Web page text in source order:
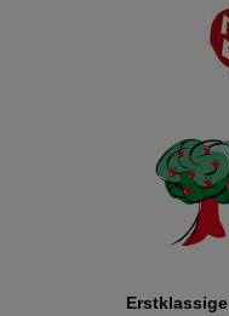
Erstklassige